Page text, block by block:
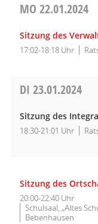
MO 22.01.2024
Sitzung des
17:02-18:18 Uhr
DI 23.01.2024
Sitzung des
18:30-21:01 Uhr
Sitzung des
20:00-22:40 Uhr
Schulsaal, „Altes
Bebenhausen